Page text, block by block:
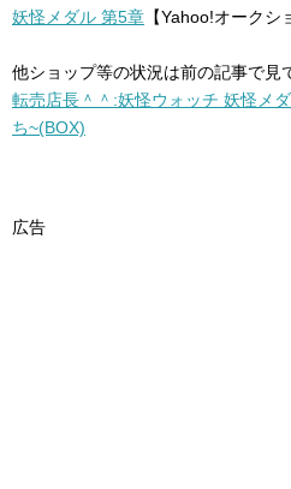
妖怪メダル 第5章 【Yahoo!オークシ
他ショップ等の状況は前の記事で見
転売店長＾＾:妖怪ウォッチ 妖怪メ
ち~(BOX)
広告